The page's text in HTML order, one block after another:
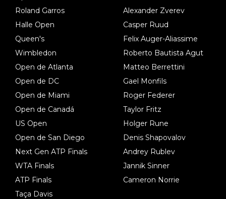
Roland Garros
Halle Open
Queen's
Wimbledon
Open de Atlanta
Open de DC
Open de Miami
Open de Canadá
US Open
Open de San Diego
Next Gen ATP Finals
WTA Finals
ATP Finals
Taça Davis
Alexander Zverev
Casper Ruud
Felix Auger-Aliassime
Roberto Bautista Agut
Matteo Berrettini
Gael Monfils
Roger Federer
Taylor Fritz
Holger Rune
Denis Shapovalov
Andrey Rublev
Jannik Sinner
Cameron Norrie